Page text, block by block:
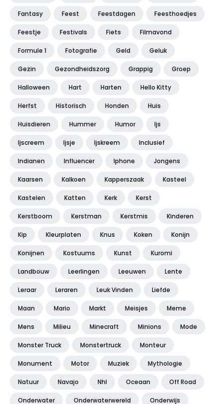
Fantasy Feest Feestdagen Feesthoedjes
Feestje Festivals Fiets Filmavond
Formule 1 Fotografie Geld Geluk
Gezin Gezondheidszorg Grappig Groep
Halloween Hart Harten Hello Kitty
Herfst Historisch Honden Huis
Huisdieren Hummer Humor Ijs
Ijscreem Ijsje Ijskreem Inclusief
Indianen Influencer Iphone Jongens
Kaarsen Kalkoen Kapperszaak Kasteel
Kastelen Katten Kerk Kerst
Kerstboom Kerstman Kerstmis Kinderen
Kip Kleurplaten Knus Koken Konijn
Konijnen Kostuums Kunst Kuromi
Landbouw Leerlingen Leeuwen Lente
Leraar Leraren Leuk Vinden Liefde
Maan Mario Markt Meisjes Meme
Mens Milieu Minecraft Minions Mode
Monster Truck Monstertruck Monteur
Monument Motor Muziek Mythologie
Natuur Navajo Nhl Oceaan Off Road
Onderwater Onderwaterwereld Onderwijs